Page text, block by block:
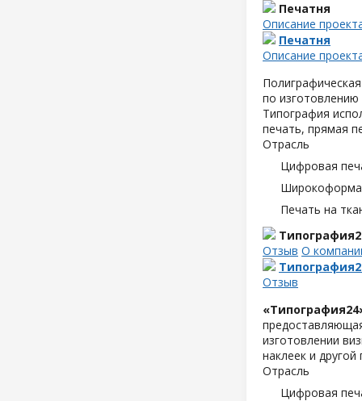
Печатня
Описание
Печатня
Описание
по
Типография
печать, прямая
Отрасль
Цифровая
Печать на
Отзыв О
Отзыв
изготовлении
наклеек и
Отрасль
Цифровая